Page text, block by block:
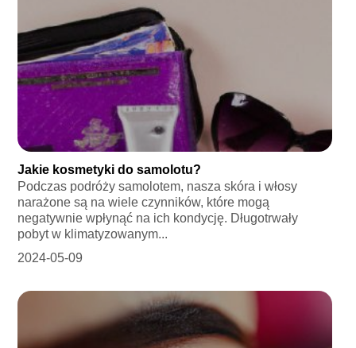
Jakie kosmetyki do samolotu?
Podczas podróży samolotem, nasza skóra i włosy
narażone są na wiele czynników, które mogą
negatywnie wpłynąć na ich kondycję. Długotrwały
pobyt w klimatyzowanym...
2024-05-09